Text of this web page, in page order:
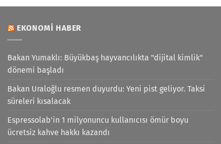
EKONOMI HABER
Bakan Yumaklı: Büyükbaş hayvancılıkta "dijital kimlik"
dönemi başladı
Bakan Uraloğlu resmen duyurdu: Yeni pist geliyor. Taksi
süreleri kısalacak
Espressolab'in 1 milyonuncu kullanıcısı ömür boyu
ücretsiz kahve hakkı kazandı